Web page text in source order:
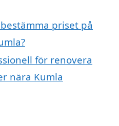
priset på
för renovera
nära Kumla